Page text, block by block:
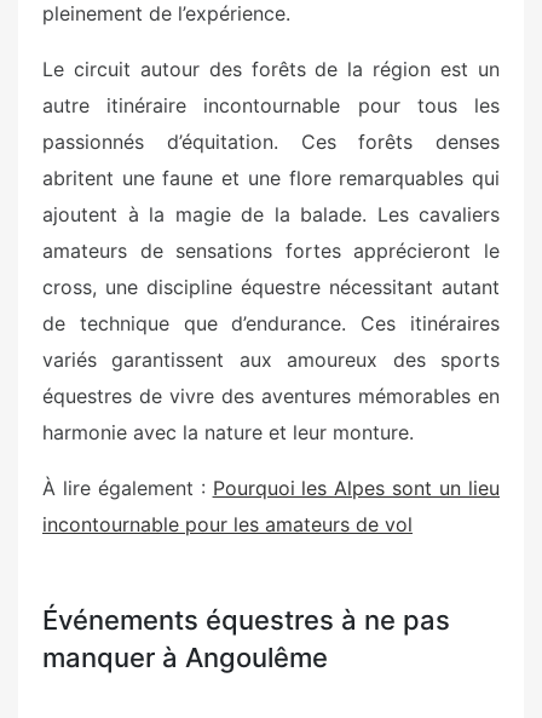
pleinement de l’expérience.
Le circuit autour des forêts de la région est un
autre itinéraire incontournable pour tous les
passionnés d’équitation. Ces forêts denses
abritent une faune et une flore remarquables qui
ajoutent à la magie de la balade. Les cavaliers
amateurs de sensations fortes apprécieront le
cross, une discipline équestre nécessitant autant
de technique que d’endurance. Ces itinéraires
variés garantissent aux amoureux des sports
équestres de vivre des aventures mémorables en
harmonie avec la nature et leur monture.
À lire également : Pourquoi les Alpes sont un lieu
incontournable pour les amateurs de vol
Événements équestres à ne pas
manquer à Angoulême